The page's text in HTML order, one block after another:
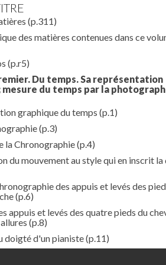
(p.311)
des matières contenues dans ce
(p.r5)
Du temps. Sa représentation
mesure du temps par la
graphique du temps (p.1)
(p.3)
la Chronographie(p.4)
du mouvement au style qui en inscrit la
des appuis et levés des
(p.6)
appuis et levés des quatre pieds du
(p.8)
doigté d'un pianiste(p.11)